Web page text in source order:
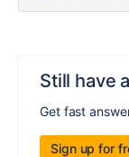
Still have
Get fast
Sign up for